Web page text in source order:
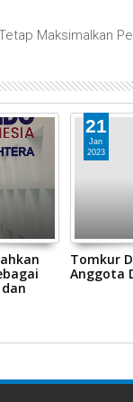
Maksimalkan
21
Jan
2023
Tomkur
Anggota